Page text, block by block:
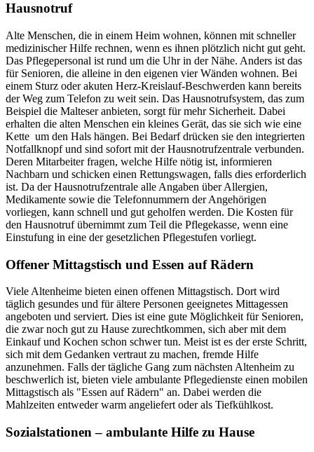
Hausnotruf
Alte Menschen, die in einem Heim wohnen, können mit schneller
medizinischer Hilfe rechnen, wenn es ihnen plötzlich nicht gut geht.
Das Pflegepersonal ist rund um die Uhr in der Nähe. Anders ist das
für Senioren, die alleine in den eigenen vier Wänden wohnen. Bei
einem Sturz oder akuten Herz-Kreislauf-Beschwerden kann bereits
der Weg zum Telefon zu weit sein. Das Hausnotrufsystem, das zum
Beispiel die Malteser anbieten, sorgt für mehr Sicherheit. Dabei
erhalten die alten Menschen ein kleines Gerät, das sie sich wie eine
Kette um den Hals hängen. Bei Bedarf drücken sie den integrierten
Notfallknopf und sind sofort mit der Hausnotrufzentrale verbunden.
Deren Mitarbeiter fragen, welche Hilfe nötig ist, informieren
Nachbarn und schicken einen Rettungswagen, falls dies erforderlich
ist. Da der Hausnotrufzentrale alle Angaben über Allergien,
Medikamente sowie die Telefonnummern der Angehörigen
vorliegen, kann schnell und gut geholfen werden. Die Kosten für
den Hausnotruf übernimmt zum Teil die Pflegekasse, wenn eine
Einstufung in eine der gesetzlichen Pflegestufen vorliegt.
Offener Mittagstisch und Essen auf Rädern
Viele Altenheime bieten einen offenen Mittagstisch. Dort wird
täglich gesundes und für ältere Personen geeignetes Mittagessen
angeboten und serviert. Dies ist eine gute Möglichkeit für Senioren,
die zwar noch gut zu Hause zurechtkommen, sich aber mit dem
Einkauf und Kochen schon schwer tun. Meist ist es der erste Schritt,
sich mit dem Gedanken vertraut zu machen, fremde Hilfe
anzunehmen. Falls der tägliche Gang zum nächsten Altenheim zu
beschwerlich ist, bieten viele ambulante Pflegedienste einen mobilen
Mittagstisch als "Essen auf Rädern" an. Dabei werden die
Mahlzeiten entweder warm angeliefert oder als Tiefkühlkost.
Sozialstationen – ambulante Hilfe zu Hause